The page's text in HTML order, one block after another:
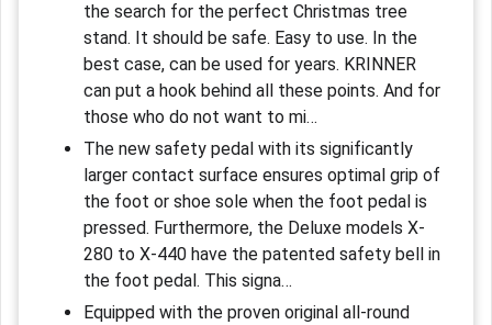
the search for the perfect Christmas tree
stand. It should be safe. Easy to use. In the
best case, can be used for years. KRINNER
can put a hook behind all these points. And for
those who do not want to mi…
The new safety pedal with its significantly
larger contact surface ensures optimal grip of
the foot or shoe sole when the foot pedal is
pressed. Furthermore, the Deluxe models X-
280 to X-440 have the patented safety bell in
the foot pedal. This signa…
Equipped with the proven original all-round